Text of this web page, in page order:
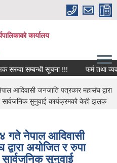
कार्यालय
सम्बन्धी सूचना !!! फर्म तथा व्यवसाय
आदिवासी जनजाति पत्रकार महासंघ द्वारा
सार्वजनिक सुनुवाई कार्यक्रमको केही झलक
नेपाल आदिवासी
अयोजित र रुपा
सुनुवाई